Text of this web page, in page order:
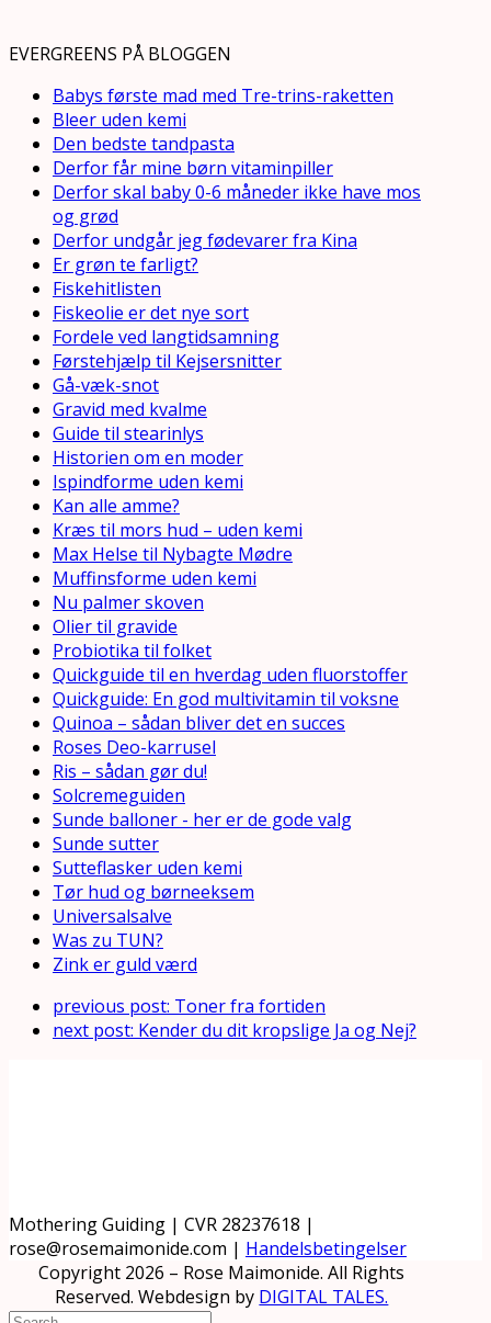
EVERGREENS PÅ BLOGGEN
Babys første mad med Tre-trins-raketten
Bleer uden kemi
Den bedste tandpasta
Derfor får mine børn vitaminpiller
Derfor skal baby 0-6 måneder ikke have mos
og grød
Derfor undgår jeg fødevarer fra Kina
Er grøn te farligt?
Fiskehitlisten
Fiskeolie er det nye sort
Fordele ved langtidsamning
Førstehjælp til Kejsersnitter
Gå-væk-snot
Gravid med kvalme
Guide til stearinlys
Historien om en moder
Ispindforme uden kemi
Kan alle amme?
Kræs til mors hud – uden kemi
Max Helse til Nybagte Mødre
Muffinsforme uden kemi
Nu palmer skoven
Olier til gravide
Probiotika til folket
Quickguide til en hverdag uden fluorstoffer
Quickguide: En god multivitamin til voksne
Quinoa – sådan bliver det en succes
Roses Deo-karrusel
Ris – sådan gør du!
Solcremeguiden
Sunde balloner - her er de gode valg
Sunde sutter
Sutteflasker uden kemi
Tør hud og børneeksem
Universalsalve
Was zu TUN?
Zink er guld værd
previous post: Toner fra fortiden
next post: Kender du dit kropslige Ja og Nej?
Mothering Guiding | CVR 28237618 |
rose@rosemaimonide.com | Handelsbetingelser
Copyright 2026 – Rose Maimonide. All Rights
Reserved. Webdesign by DIGITAL TALES.